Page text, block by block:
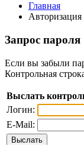
Главная
Авторизация
Запрос пароля
Если вы забыли
Контрольная
Выслать
Логин:
E-Mail: